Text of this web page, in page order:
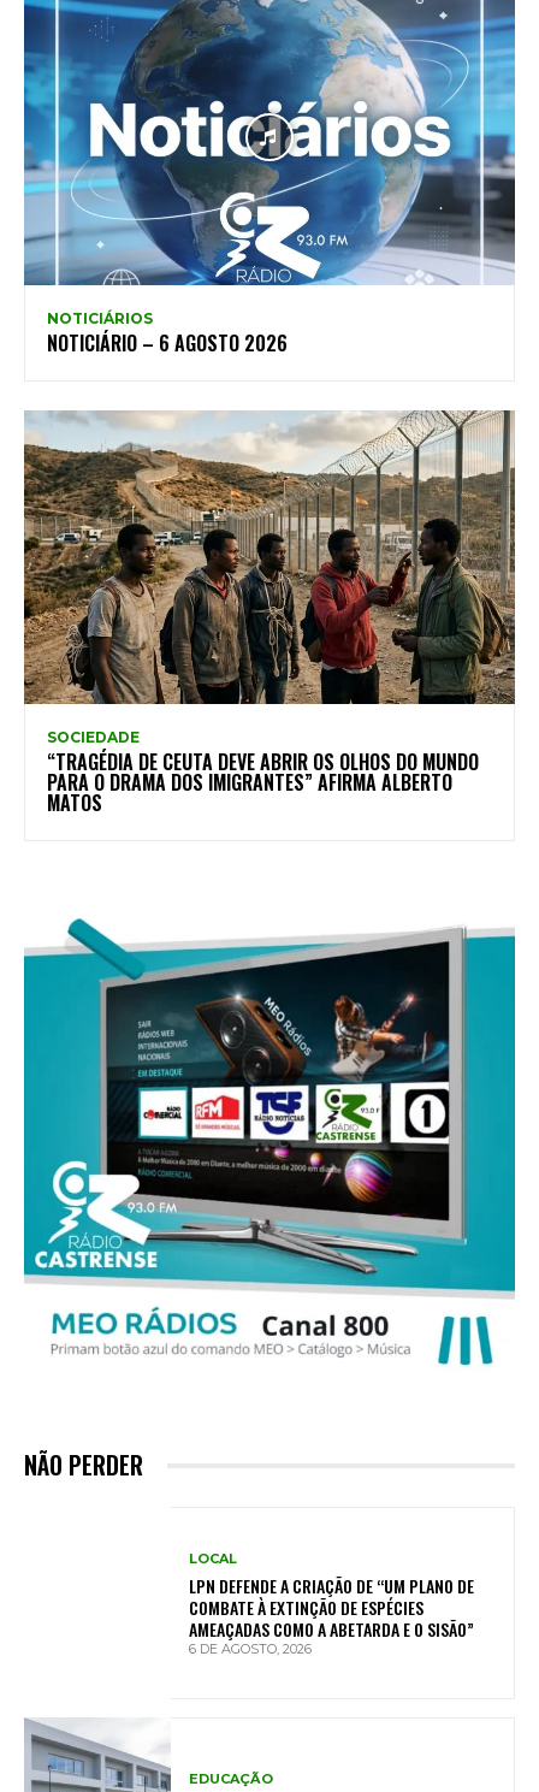
NOTICIÁRIOS
NOTICIÁRIO – 6 AGOSTO 2026
SOCIEDADE
“TRAGÉDIA DE CEUTA DEVE ABRIR OS OLHOS DO MUNDO
PARA O DRAMA DOS IMIGRANTES” AFIRMA ALBERTO
MATOS
NÃO PERDER
LOCAL
LPN DEFENDE A CRIAÇÃO DE “UM PLANO DE
COMBATE À EXTINÇÃO DE ESPÉCIES
AMEAÇADAS COMO A ABETARDA E O SISÃO”
6 DE AGOSTO, 2026
EDUCAÇÃO